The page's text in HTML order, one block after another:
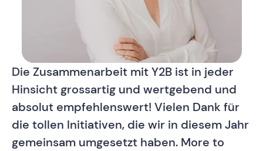
Die Zusammenarbeit mit Y2B ist in jeder
Hinsicht grossartig und wertgebend und
absolut empfehlenswert! Vielen Dank für
die tollen Initiativen, die wir in diesem Jahr
gemeinsam umgesetzt haben. More to